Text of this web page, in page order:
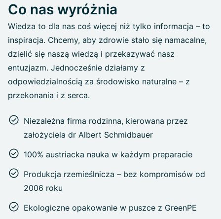
Co nas wyróżnia
Wiedza to dla nas coś więcej niż tylko informacja – to
inspiracja. Chcemy, aby zdrowie stało się namacalne,
dzielić się naszą wiedzą i przekazywać nasz
entuzjazm. Jednocześnie działamy z
odpowiedzialnością za środowisko naturalne – z
przekonania i z serca.
Niezależna firma rodzinna, kierowana przez
założyciela dr Albert Schmidbauer
100% austriacka nauka w każdym preparacie
Produkcja rzemieślnicza – bez kompromisów od
2006 roku
Ekologiczne opakowanie w puszce z GreenPE